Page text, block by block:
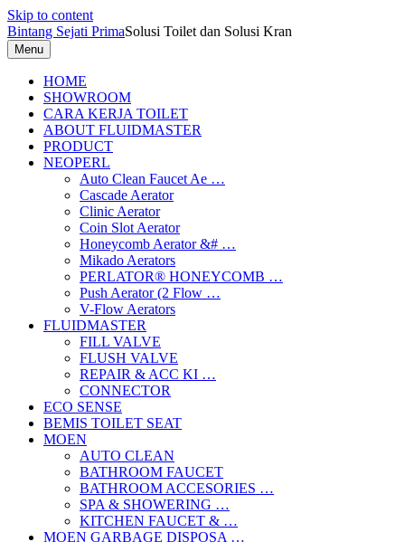
Skip to content
Bintang Sejati PrimaSolusi Toilet dan Solusi Kran
Menu
HOME
SHOWROOM
CARA KERJA TOILET
ABOUT FLUIDMASTER
PRODUCT
NEOPERL
Auto Clean Faucet Ae …
Cascade Aerator
Clinic Aerator
Coin Slot Aerator
Honeycomb Aerator &# …
Mikado Aerators
PERLATOR® HONEYCOMB …
Push Aerator (2 Flow …
V-Flow Aerators
FLUIDMASTER
FILL VALVE
FLUSH VALVE
REPAIR & ACC KI …
CONNECTOR
ECO SENSE
BEMIS TOILET SEAT
MOEN
AUTO CLEAN
BATHROOM FAUCET
BATHROOM ACCESORIES …
SPA & SHOWERING …
KITCHEN FAUCET & …
MOEN GARBAGE DISPOSA …